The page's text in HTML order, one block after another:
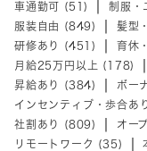
車通勤可 (51)
制服・
服装自由 (849)
髪型
研修あり (451)
育休
月給25万円以上 (178)
昇給あり (384)
ボー
インセンティブ・歩合あ
社割あり (809)
オー
リモートワーク (35)